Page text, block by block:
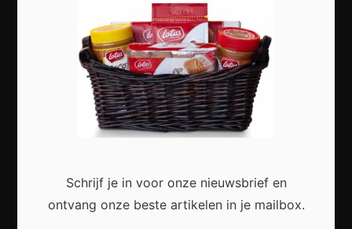
Meest recent
Zo maak je van je woonkamer een stijlvolle en
Schrijf je in voor onze nieuwsbrief en
ontvang onze beste artikelen in je mailbox.